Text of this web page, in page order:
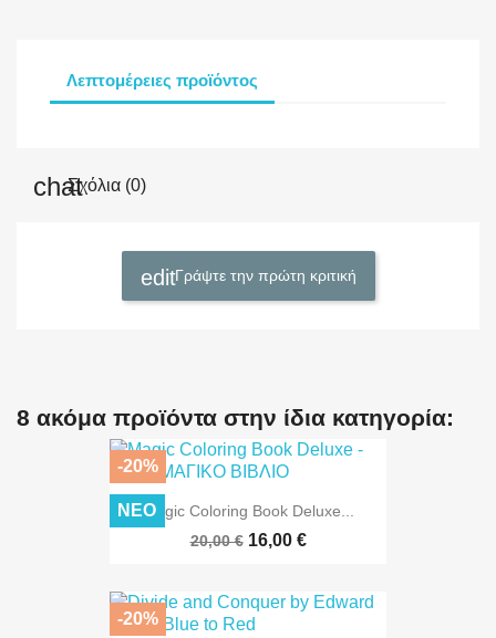
Λεπτομέρειες προϊόντος
Σχόλια (0)
Γράψτε την πρώτη κριτική
8 ακόμα προϊόντα στην ίδια κατηγορία:
Magic Coloring Book Deluxe...
20,00 € 16,00 €
-20%
ΝΈΟ
-20%